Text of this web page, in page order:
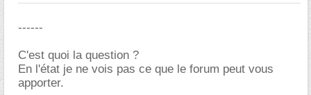
------
C'est quoi la question ?
En l'état je ne vois pas ce que le forum peut vous
apporter.